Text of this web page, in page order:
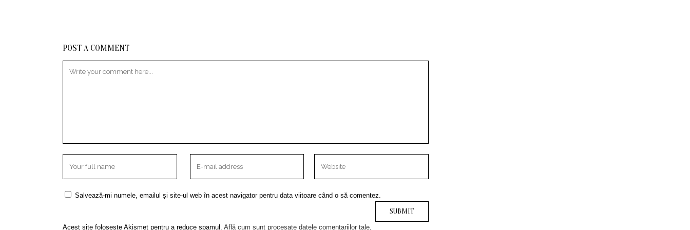
POST A COMMENT
Salvează-mi numele, emailul și site-ul web în acest navigator pentru data viitoare când o să comentez.
Acest site folosește Akismet pentru a reduce spamul. Află cum sunt procesate datele comentariilor tale.